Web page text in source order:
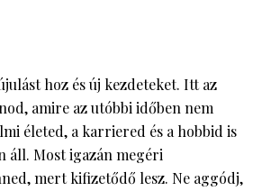
hoz és új kezdeteket. Itt az
amire az utóbbi időben nem
életed, a karriered és a hobbid is
áll. Most igazán megéri
mert kifizetődő lesz. Ne aggódj,